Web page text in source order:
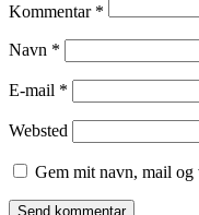
Kommentar *
Navn *
E-mail *
Websted
Gem mit navn, mail og